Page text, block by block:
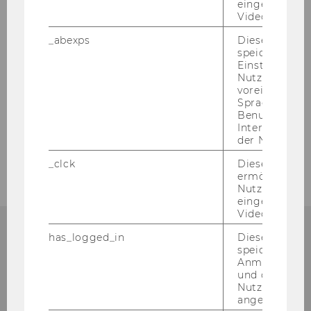
Studienbeitrag / ÖH-Beitrag
Videos
_abexps
Dieses Cookie
speichert
Nutzer*in, zB.
Sprache,
der Nutzer*in
_clck
Dieses Cookie
ermöglicht
Nutzung des
Video Players
has_logged_in
Dieses Cookie
speichert
und ob sich
Nutzer*in
angemeldet